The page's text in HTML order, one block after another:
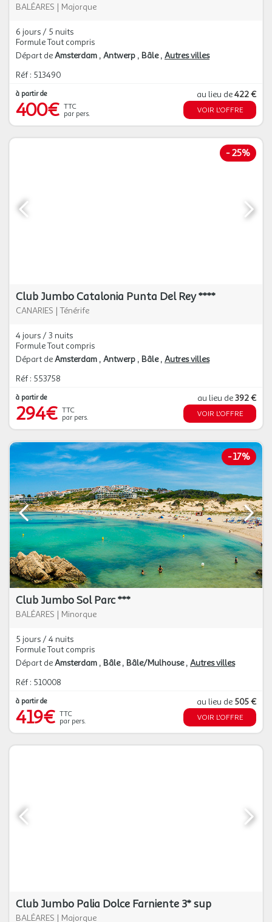
BALÉARES | Majorque
6 jours / 5 nuits
Formule Tout compris
Départ deAmsterdam Antwerp Bâle Autres villes
Réf : 513490
à partir de
400€ TTC
par pers.
au lieu de422 €
VOIR L'OFFRE
- 25%
Club Jumbo Catalonia Punta Del Rey ****
CANARIES |Ténérife
4 jours / 3 nuits
Formule Tout compris
Départ deAmsterdam Antwerp Bâle Autres villes
Réf : 553758
à partir de
294€ TTC
par pers.
au lieu de392 €
VOIR L'OFFRE
-17%
Club Jumbo Sol Parc ***
BALÉARES | Minorque
5 jours / 4 nuits
Formule Tout compris
Départ deAmsterdam Bâle Bâle/Mulhouse Autres villes
Réf : 510008
à partir de
419€ TTC
par pers.
au lieu de 505 €
VOIR L'OFFRE
Club Jumbo Palia Dolce Farniente 3* sup
BALÉARES | Majorque